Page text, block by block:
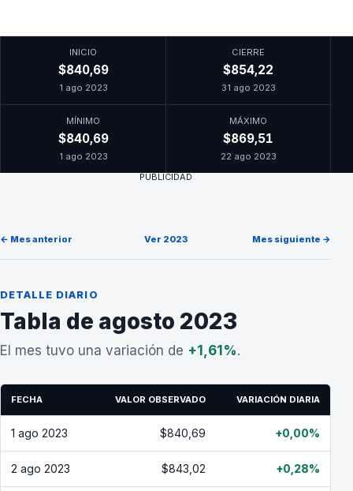
INICIO
$840,69
1 ago 2023
CIERRE
$854,22
31 ago 2023
MÍNIMO
$840,69
1 ago 2023
MÁXIMO
$869,51
22 ago 2023
PUBLICIDAD
← Mes anterior Ver 2023 Mes siguiente →
DETALLE DIARIO
Tabla de agosto 2023
El mes tuvo una variación de +1,61%.
FECHA VALOR OBSERVADO VARIACIÓN DIARIA
1 ago 2023 $840,69 +0,00%
2 ago 2023 $843,02 +0,28%